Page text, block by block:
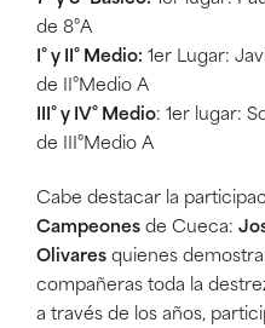
de 8°A
I° y II° Medio: 1er Lugar:
de II°Medio A
III° y IV° Medio: 1er lugar:
de III°Medio A
Cabe destacar la
Campeones de Cueca:
Olivares quienes
compañeras toda la
a través de los años,